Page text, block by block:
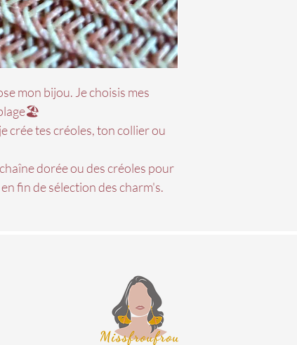
mon bijou. Je choisis mes
crée tes créoles, ton collier ou
dorée ou des créoles pour
fin de sélection des charm's.